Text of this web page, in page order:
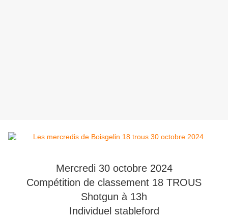
Mercredi 30 octobre 2024
Compétition de classement 18 TROUS
Shotgun à 13h
Individuel stableford